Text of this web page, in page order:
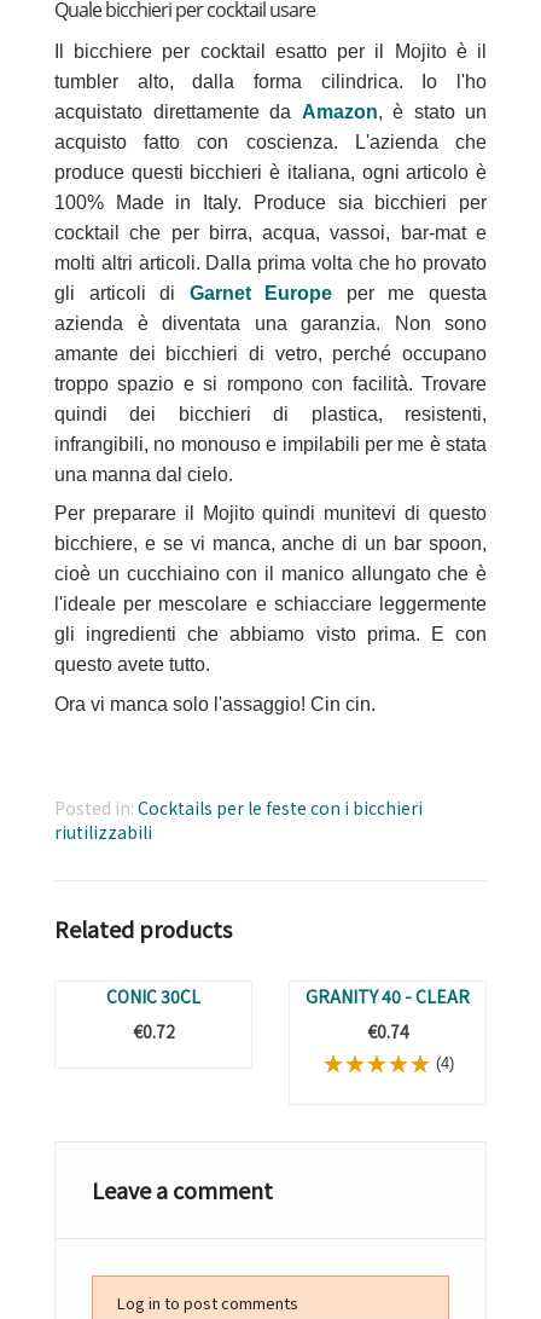
Quale bicchieri per cocktail usare
Il bicchiere per cocktail esatto per il Mojito è il
tumbler alto, dalla forma cilindrica. Io l'ho
acquistato direttamente da Amazon, è stato un
acquisto fatto con coscienza. L'azienda che
produce questi bicchieri è italiana, ogni articolo è
100% Made in Italy. Produce sia bicchieri per
cocktail che per birra, acqua, vassoi, bar-mat e
molti altri articoli. Dalla prima volta che ho provato
gli articoli di Garnet Europe per me questa
azienda è diventata una garanzia. Non sono
amante dei bicchieri di vetro, perché occupano
troppo spazio e si rompono con facilità. Trovare
quindi dei bicchieri di plastica, resistenti,
infrangibili, no monouso e impilabili per me è stata
una manna dal cielo.
Per preparare il Mojito quindi munitevi di questo
bicchiere, e se vi manca, anche di un bar spoon,
cioè un cucchiaino con il manico allungato che è
l'ideale per mescolare e schiacciare leggermente
gli ingredienti che abbiamo visto prima. E con
questo avete tutto.
Ora vi manca solo l'assaggio! Cin cin.
Posted in: Cocktails per le feste con i bicchieri
riutilizzabili
Related products
CONIC 30CL
€0.72
GRANITY 40 - CLEAR
€0.74
(4)
Leave a comment
Log in to post comments